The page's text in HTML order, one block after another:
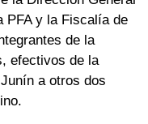
PFA y la Fiscalía de
de la
efectivos de la
a otros dos